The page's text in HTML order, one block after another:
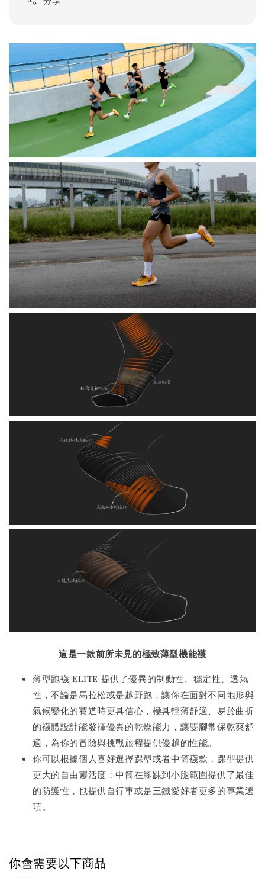
這是一款前所未見的極致薄型機能襪
薄型跑襪 Elite 提供了優異的制動性、穩定性、透氣
性，不論是馬拉松或是越野跑，讓你在面對不同地形與
氣候變化的賽道時更具信心，極具輕薄舒適、易於曲折
的襪體設計能發揮優異的乾燥能力，讓雙腳常保乾爽舒
適，為你的冒險與挑戰旅程提供優越的性能。
你可以根據個人喜好選擇踝型或者中筒襪款，踝型提供
更大的自由靈活度；中筒在腳踝到小腿範圍提供了最佳
的防護性，也提供自行車或是三鐵愛好者更多的專業選
項。
你會需要以下商品